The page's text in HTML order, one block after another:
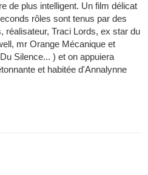
de plus intelligent. Un film délicat
rôles sont tenus par des
réalisateur, Traci Lords, ex star du
mr Orange Mécanique et
Silence... ) et on appuiera
et habitée d'Annalynne